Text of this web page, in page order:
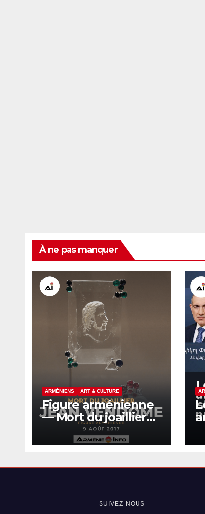
À ne pas manquer
ARMÉNIENS ART & CULTURE
Figure arménienne
— Mort du joaillier
Jean Vendome
SUIVEZ-NOUS